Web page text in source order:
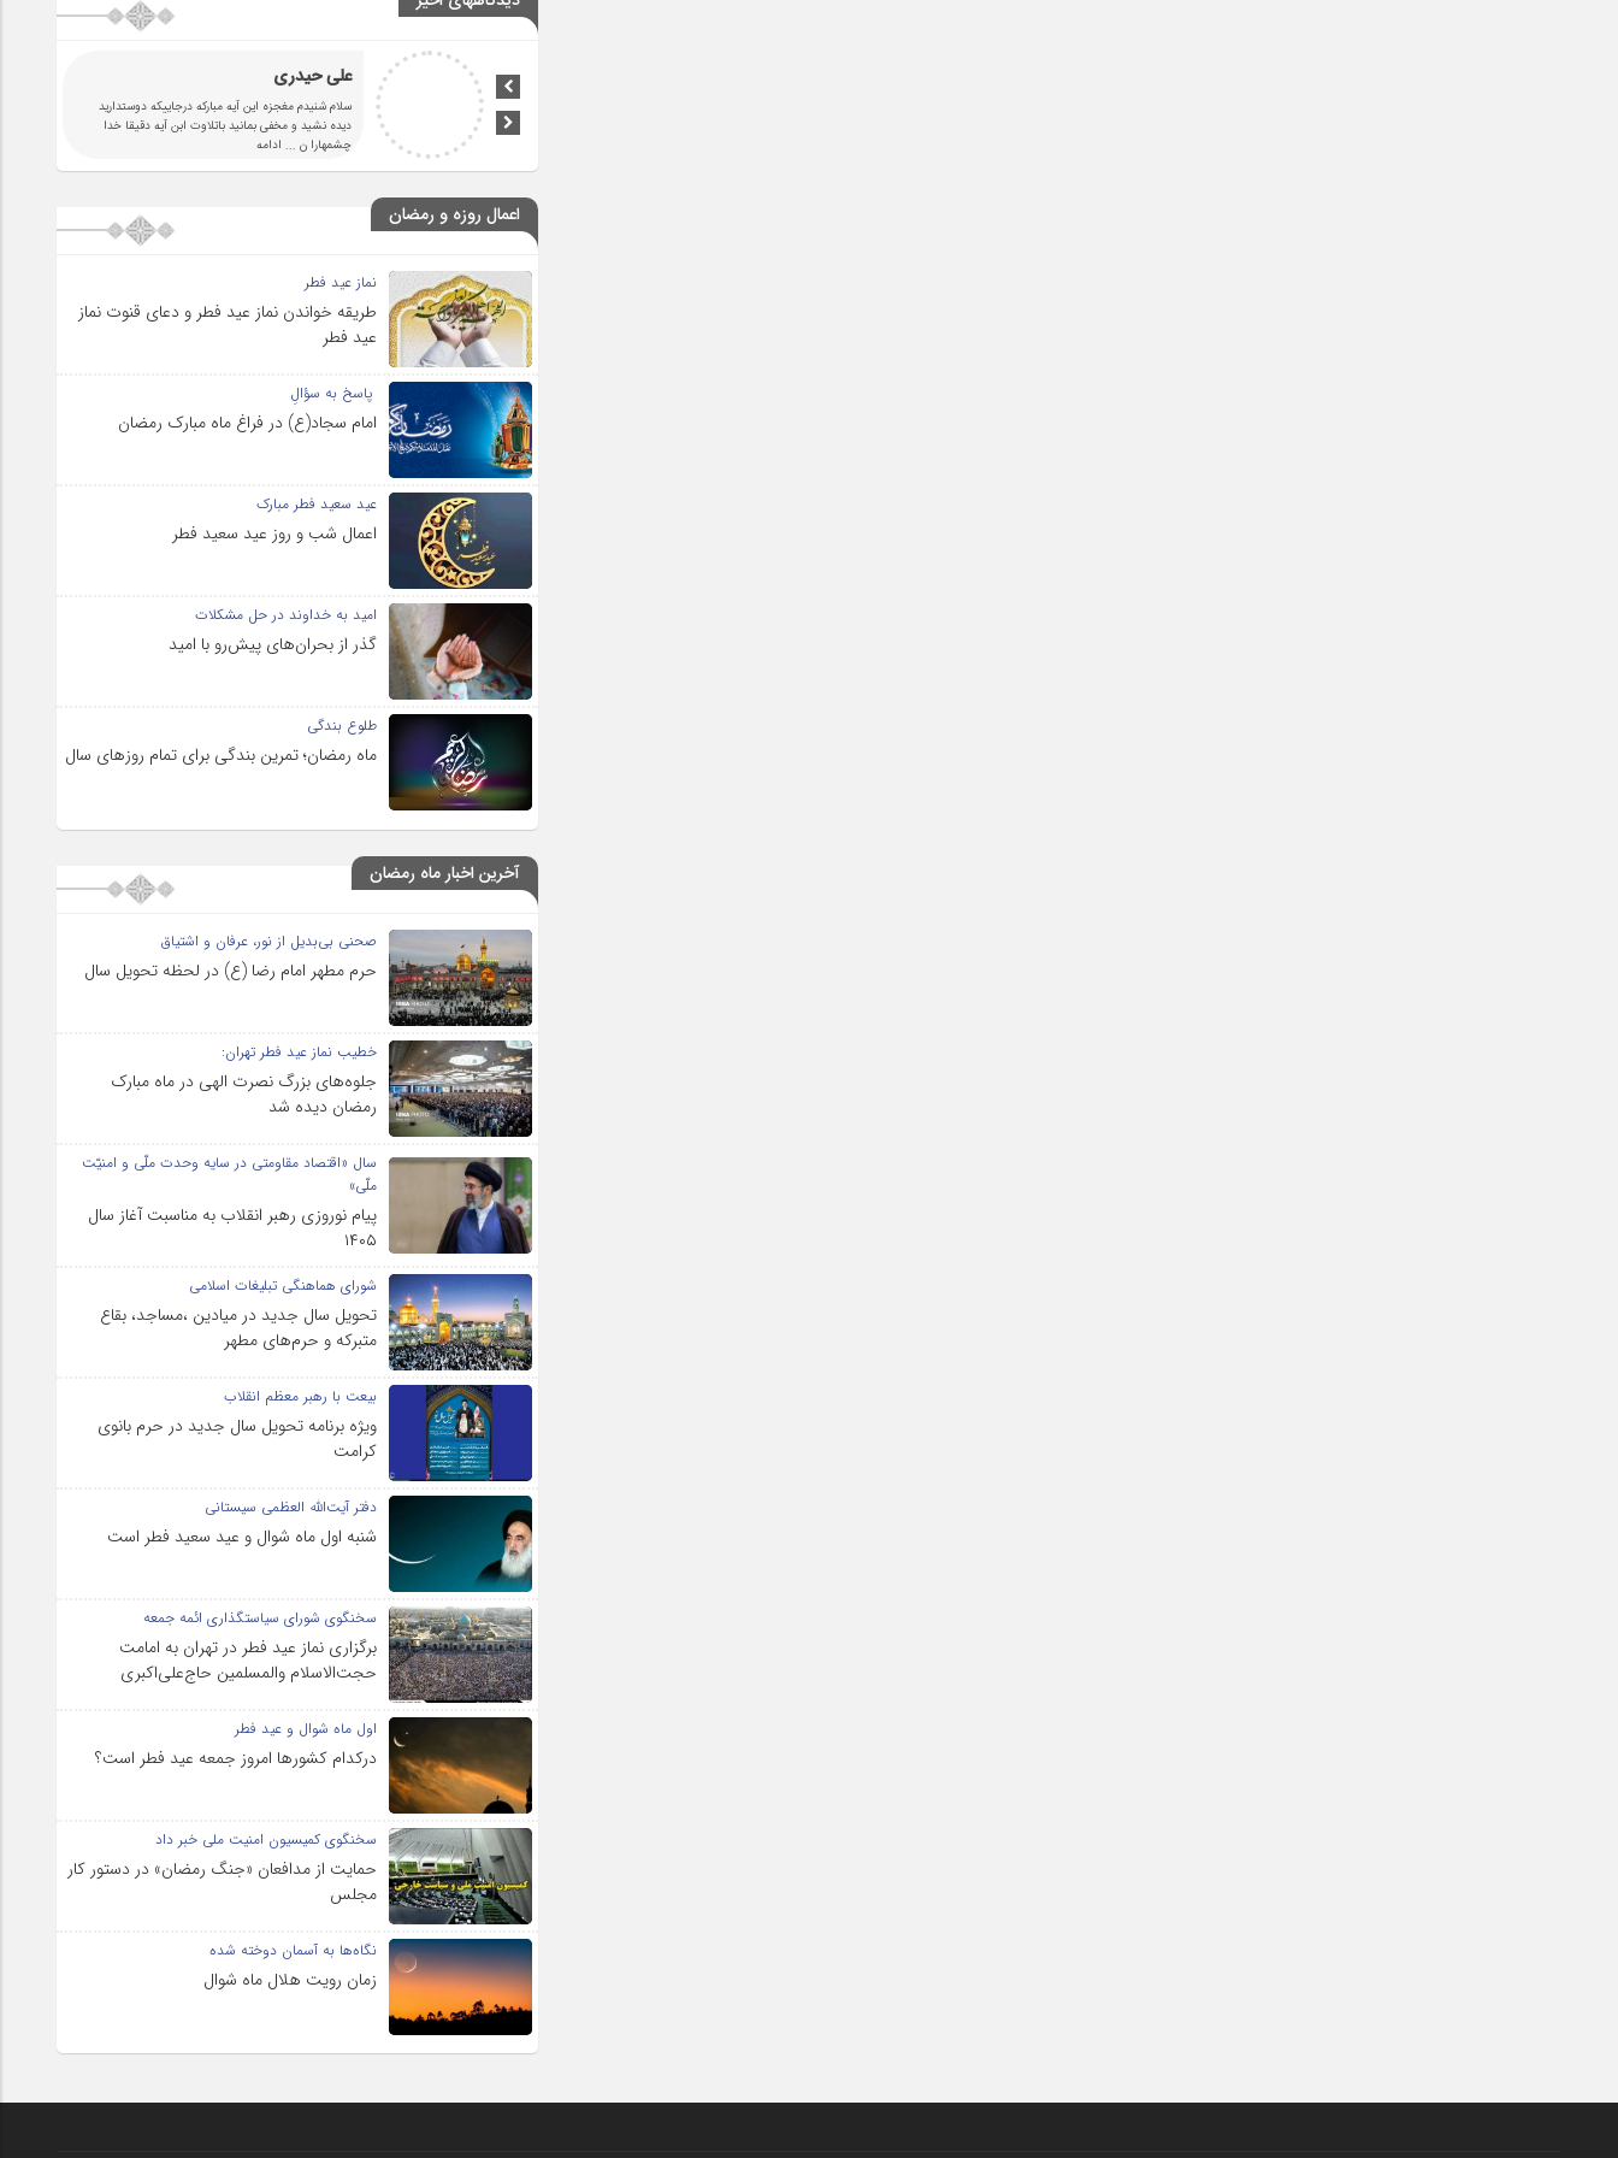
علی حیدری
سلام شنیدم مغجزه این آیه مبارکه درجاییکه دوستدارید
دیده نشید و مخفی بمانید باتلاوت ابن آیه دقیقا خدا
چشمهارا ن ... ادامه
اعمال روزه و رمضان
نماز عید فطر
طریقه خواندن نماز عید فطر و دعای قنوت نماز
عید فطر
پاسخ به سؤالِ
امام سجاد(ع) در فراغ ماه مبارک رمضان
عید سعید فطر مبارک
اعمال شب و روز عید سعید فطر
امید به خداوند در حل مشکلات
گذر از بحران‌های پیش‌رو با امید
طلوع بندگی
ماه رمضان؛ تمرین بندگی برای تمام روزهای سال
آخرین اخبار ماه رمضان
صحنی بی‌بدیل از نور، عرفان و اشتیاق
حرم مطهر امام رضا (ع) در لحظه تحویل سال
خطیب نماز عید فطر تهران:
جلوه‌های بزرگ نصرت الهی در ماه مبارک
رمضان دیده شد
سال «اقتصاد مقاومتی در سایه وحدت ملّی و امنیّت
ملّی»
پیام نوروزی رهبر انقلاب به مناسبت آغاز سال
۱۴۰۵
شورای هماهنگی تبلیغات اسلامی
تحویل سال‌ جدید در میادین ،مساجد، بقاع
متبرکه‌ و حرم‌های‌ مطهر
بیعت با رهبر معظم انقلاب
ویژه برنامه تحویل سال جدید در حرم بانوی
کرامت
دفتر آیت‌الله العظمی سیستانی
شنبه اول ماه شوال و عید سعید فطر است
سخنگوی شورای سیاستگذاری ائمه جمعه
برگزاری نماز عید فطر در تهران به امامت
حجت‌الاسلام والمسلمین حاج‌علی‌اکبری
اول ماه شوال و عید فطر
درکدام کشورها امروز جمعه عید فطر است؟
سخنگوی کمیسیون امنیت ملی خبر داد
حمایت از مدافعان «جنگ رمضان» در دستور کار
مجلس
نگاه‌ها به آسمان دوخته شده
زمان رویت هلال ماه شوال